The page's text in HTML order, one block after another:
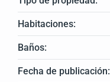
Habitaciones:
Baños:
Fecha de publicación: